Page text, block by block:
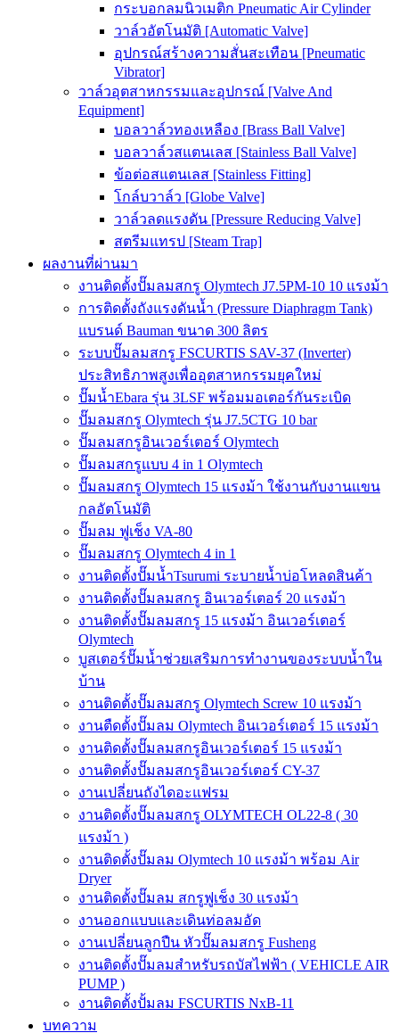
กระบอกลมนิวเมติก Pneumatic Air Cylinder
วาล์วอัตโนมัติ [Automatic Valve]
อุปกรณ์สร้างความสั่นสะเทือน [Pneumatic
Vibrator]
วาล์วอุตสาหกรรมและอุปกรณ์ [Valve And
Equipment]
บอลวาล์วทองเหลือง [Brass Ball Valve]
บอลวาล์วสแตนเลส [Stainless Ball Valve]
ข้อต่อสแตนเลส [Stainless Fitting]
โกล์บวาล์ว [Globe Valve]
วาล์วลดแรงดัน [Pressure Reducing Valve]
สตรีมแทรป [Steam Trap]
ผลงานที่ผ่านมา
งานติดตั้งปั๊มลมสกรู Olymtech J7.5PM-10 10 แรงม้า
การติดตั้งถังแรงดันน้ำ (Pressure Diaphragm Tank)
แบรนด์ Bauman ขนาด 300 ลิตร
ระบบปั๊มลมสกรู FSCURTIS SAV-37 (Inverter)
ประสิทธิภาพสูงเพื่ออุตสาหกรรมยุคใหม่
ปั๊มน้ำEbara รุ่น 3LSF พร้อมมอเตอร์กันระเบิด
ปั๊มลมสกรู Olymtech รุ่น J7.5CTG 10 bar
ปั๊มลมสกรูอินเวอร์เตอร์ Olymtech
ปั๊มลมสกรูแบบ 4 in 1 Olymtech
ปั๊มลมสกรู Olymtech 15 แรงม้า ใช้งานกับงานแขน
กลอัตโนมัติ
ปั๊มลม ฟูเช็ง VA-80
ปั๊มลมสกรู Olymtech 4 in 1
งานติดตั้งปั๊มน้ำTsurumi ระบายน้ำบ่อโหลดสินค้า
งานติดตั้งปั๊มลมสกรู อินเวอร์เตอร์ 20 แรงม้า
งานติดตั้งปั๊มลมสกรู 15 แรงม้า อินเวอร์เตอร์
Olymtech
บูสเตอร์ปั๊มน้ำช่วยเสริมการทำงานของระบบน้ำใน
บ้าน
งานติดตั้งปั๊มลมสกรู Olymtech Screw 10 แรงม้า
งานตืดตั้งปั๊มลม Olymtech อินเวอร์เตอร์ 15 แรงม้า
งานติดตั้งปั๊มลมสกรูอินเวอร์เตอร์ 15 แรงม้า
งานติดตั้งปั๊มลมสกรูอินเวอร์เตอร์ CY-37
งานเปลี่ยนถังไดอะแฟรม
งานติดตั้งปั๊มลมสกรู OLYMTECH OL22-8 ( 30
แรงม้า )
งานติดตั้งปั๊มลม Olymtech 10 แรงม้า พร้อม Air
Dryer
งานติดตั้งปั๊มลม สกรูฟูเช็ง 30 แรงม้า
งานออกแบบและเดินท่อลมอัด
งานเปลี่ยนลูกปืน หัวปั๊มลมสกรู Fusheng
งานติดตั้งปั๊มลมสำหรับรถบัสไฟฟ้า ( VEHICLE AIR
PUMP )
งานติดตั้งปั้มลม FSCURTIS NxB-11
บทความ